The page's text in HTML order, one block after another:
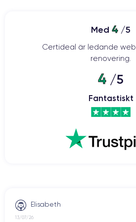
Med 4 /5
Certideal är ledande
renovering.
4 /5
Fantastiskt
Elisabeth
13/07/26